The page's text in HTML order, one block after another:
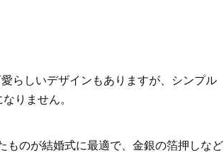
らしいデザインもありますが、シンプル
りません。
ものが結婚式に最適で、金銀の箔押しなど